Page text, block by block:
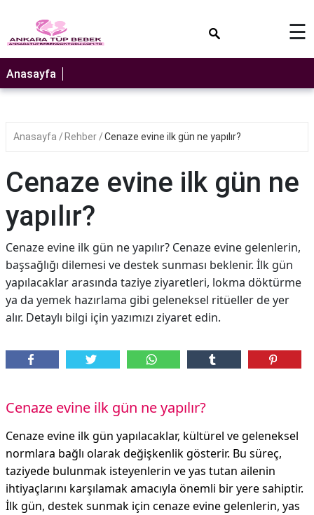
☰
Anasayfa
Anasayfa Rehber Cenaze evine ilk gün ne yapılır?
Cenaze evine ilk gün ne
yapılır?
Cenaze evine ilk gün ne yapılır? Cenaze evine gelenlerin,
başsağlığı dilemesi ve destek sunması beklenir. İlk gün
yapılacaklar arasında taziye ziyaretleri, lokma döktürme
ya da yemek hazırlama gibi geleneksel ritüeller de yer
alır. Detaylı bilgi için yazımızı ziyaret edin.
Cenaze evine ilk gün ne yapılır?
Cenaze evine ilk gün yapılacaklar, kültürel ve geleneksel
normlara bağlı olarak değişkenlik gösterir. Bu süreç,
taziyede bulunmak isteyenlerin ve yas tutan ailenin
ihtiyaçlarını karşılamak amacıyla önemli bir yere sahiptir.
İlk gün, destek sunmak için cenaze evine gelenlerin, yas